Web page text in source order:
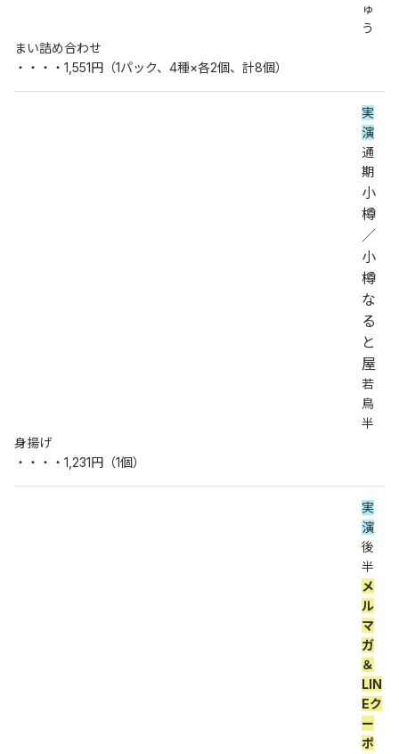
ゅ
う
まい詰め合わせ
・・・・1,551円（1パック、4種×各2個、計8個）
実
演
通
期
小
樽
／
小
樽
な
る
と
屋
若
鳥
半
身揚げ
・・・・1,231円（1個）
実
演
後
半
メ
ル
マ
ガ
＆
LIN
Eク
ー
ポ